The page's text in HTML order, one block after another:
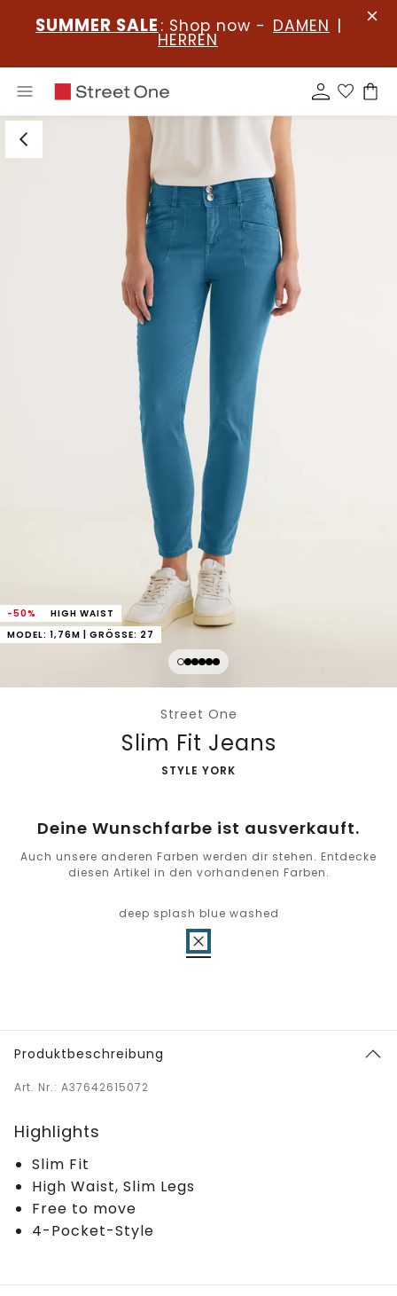
SUMMER SALE : Shop now - DAMEN |
HERREN
-50%
HIGH WAIST
MODEL: 1,76M | GRÖSSE: 27
Street One
Slim Fit Jeans
-
STYLE YORK
Deine Wunschfarbe ist ausverkauft.
Auch unsere anderen Farben werden dir stehen. Entdecke
diesen Artikel in den vorhandenen Farben.
deep splash blue washed
Produktbeschreibung
Art. Nr.: A37642615072
Highlights
Slim Fit
High Waist, Slim Legs
Free to move
4-Pocket-Style